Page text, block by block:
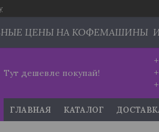
ЦЕНЫ НА КОФЕМАШИНЫ
Тут дешевле покупай!
ГЛАВНАЯ КАТАЛОГ